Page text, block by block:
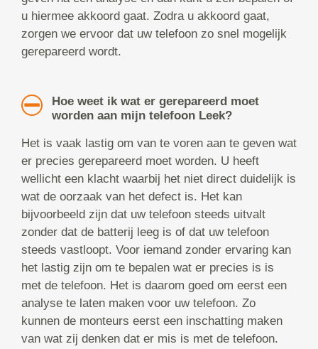
u hiermee akkoord gaat. Zodra u akkoord gaat,
zorgen we ervoor dat uw telefoon zo snel mogelijk
gerepareerd wordt.
Hoe weet ik wat er gerepareerd moet
worden aan mijn telefoon Leek?
Het is vaak lastig om van te voren aan te geven wat
er precies gerepareerd moet worden. U heeft
wellicht een klacht waarbij het niet direct duidelijk is
wat de oorzaak van het defect is. Het kan
bijvoorbeeld zijn dat uw telefoon steeds uitvalt
zonder dat de batterij leeg is of dat uw telefoon
steeds vastloopt. Voor iemand zonder ervaring kan
het lastig zijn om te bepalen wat er precies is is
met de telefoon. Het is daarom goed om eerst een
analyse te laten maken voor uw telefoon. Zo
kunnen de monteurs eerst een inschatting maken
van wat zij denken dat er mis is met de telefoon.